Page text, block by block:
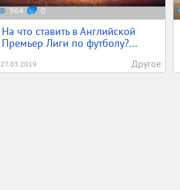
964 0
На что ставить в Английской
Премьер Лиги по футболу?...
27.03.2019 Другое